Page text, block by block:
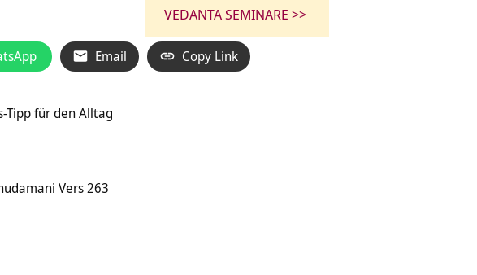
VEDANTA SEMINARE >>
Email Copy Link
Tipp für den Alltag
Vers 263